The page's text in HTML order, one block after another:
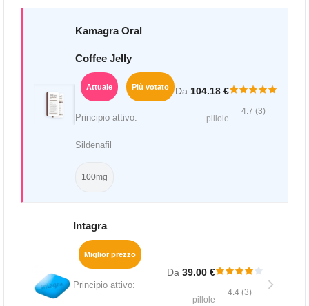
Kamagra Oral
Coffee Jelly
Attuale Più votato
Principio attivo:
Sildenafil
100mg
Da 104.18 €
pillole
4.7 (3)
Intagra
Miglior prezzo
Principio attivo:
Da 39.00 €
pillole
4.4 (3)